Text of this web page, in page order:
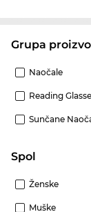
Grupa
Naočale
Reading
Sunčane
Spol
Ženske
Muške